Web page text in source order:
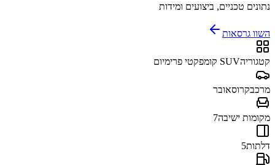
נתונים טכניים, ביצועים ומידות
השוו גרסאות
קטגוריהSUV קומפקטי פרימיום
מרכבקרוסאובר
מקומות ישיבה7
דלתות5